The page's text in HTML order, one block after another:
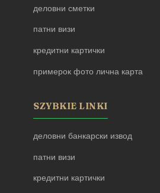
деловни сметки
патни визи
кредитни картички
примерок фото лична карта
SZYBKIE LINKI
деловни банкарски извод
патни визи
кредитни картички